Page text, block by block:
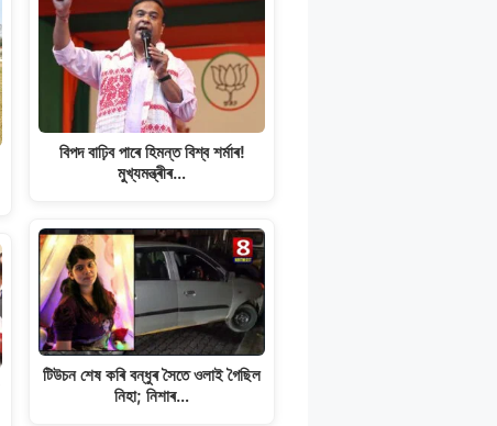
বিপদ বাঢ়িব পাৰে হিমন্ত বিশ্ব শৰ্মাৰ!
মুখ্যমন্ত্ৰীৰ…
টিউচন শেষ কৰি বন্ধুৰ সৈতে ওলাই গৈছিল
নিহা; নিশাৰ…